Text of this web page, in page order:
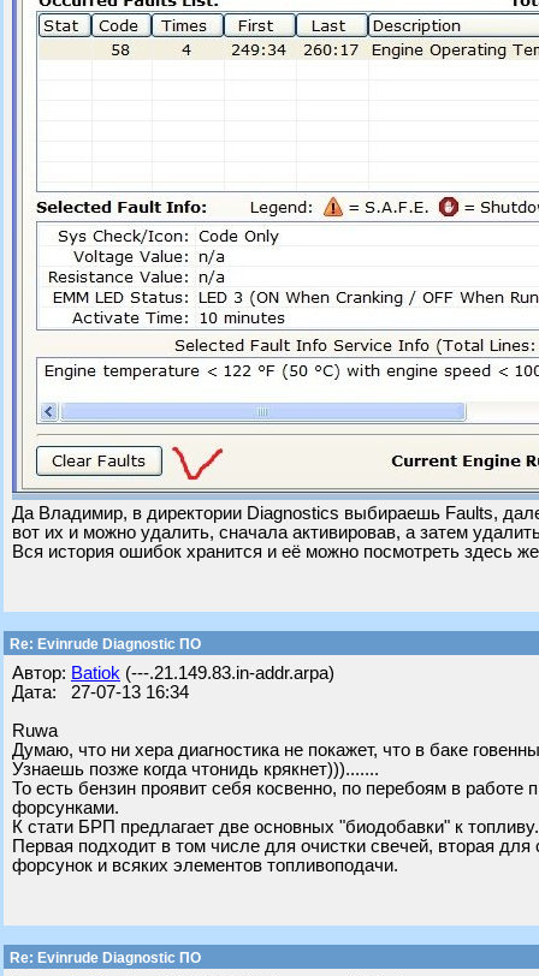
Да Владимир, в директории Diagnostics выбираешь Faults,
вот их и можно удалить, сначала активировав, а затем
Вся история ошибок хранится и её можно посмотреть здесь
Re: Evinrude Diagnostic ПО
Автор: Batiok (---.21.149.83.in-addr.arpa)
Дата: 27-07-13 16:34
Ruwa
Думаю, что ни хера диагностика не покажет, что в баке
Узнаешь позже когда чтонидь крякнет))).......
То есть бензин проявит себя косвенно, по перебоям в
форсунками.
К стати БРП предлагает две основных "биодобавки" к
Первая подходит в том числе для очистки свечей, вторая
форсунок и всяких элементов топливоподачи.
Re: Evinrude Diagnostic ПО